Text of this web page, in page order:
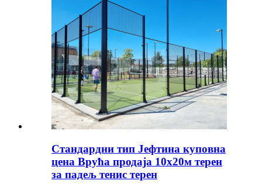
Стандардни тип Јефтина куповна
цена Врућа продаја 10x20м терен
за падељ тенис терен